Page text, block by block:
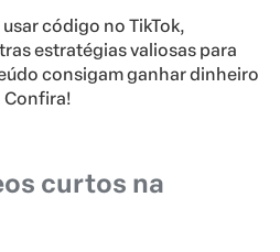
código no TikTok,
estratégias valiosas para
consigam ganhar dinheiro
Confira!
curtos na